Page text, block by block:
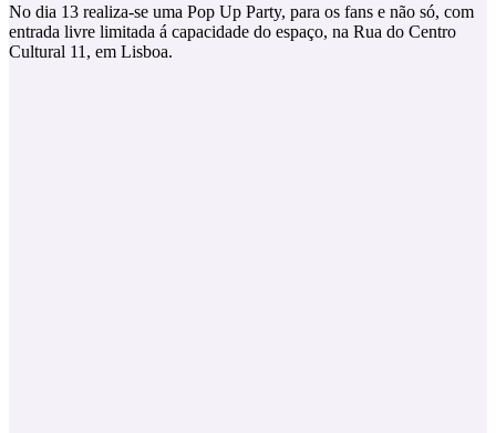
No dia 13 realiza-se uma Pop Up Party, para os fans e não só, com
entrada livre limitada á capacidade do espaço, na Rua do Centro
Cultural 11, em Lisboa.